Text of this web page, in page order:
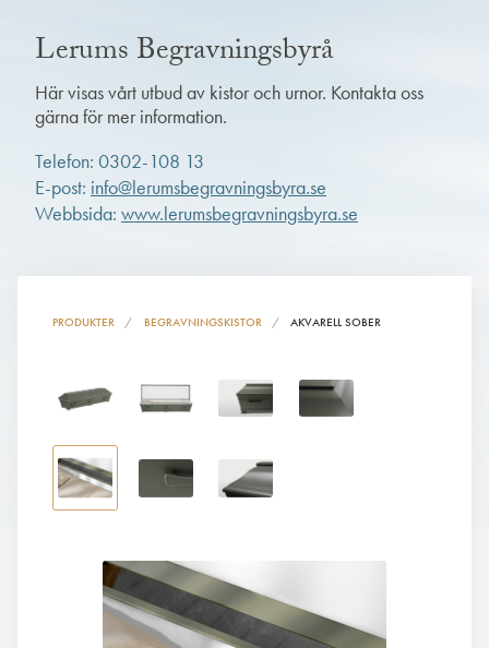
Lerums Begravningsbyrå
Här visas vårt utbud av kistor och urnor. Kontakta oss
gärna för mer information.
Telefon: 0302-108 13
E-post: info@lerumsbegravningsbyra.se
Webbsida: www.lerumsbegravningsbyra.se
PRODUKTER BEGRAVNINGSKISTOR AKVARELL SOBER